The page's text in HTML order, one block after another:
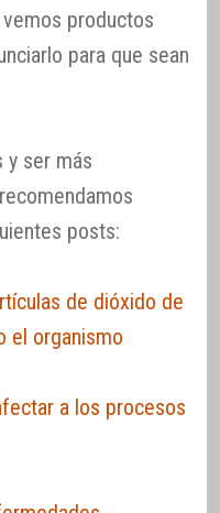
productos
para que sean
y ser más
posts:
de dióxido de
el organismo
a los procesos